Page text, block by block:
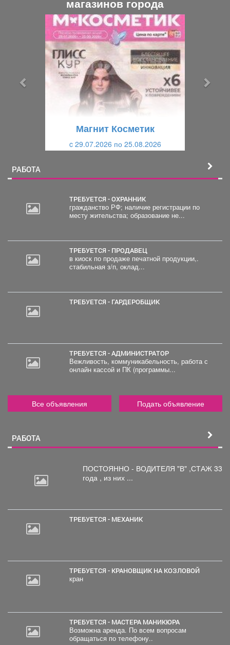
Магнит Косметик
c 29.07.2026 по 25.08.2026
РАБОТА
ТРЕБУЕТСЯ - ОХРАННИК
гражданство РФ; наличие регистрации по
месту жительства; образование не...
ТРЕБУЕТСЯ - ПРОДАВЕЦ
в киоск по продаже печатной продукции,.
стабильная з/п, оклад...
ТРЕБУЕТСЯ - ГАРДЕРОБЩИК
ТРЕБУЕТСЯ - АДМИНИСТРАТОР
Вежливость, коммуникабельность, работа с
онлайн кассой и ПК (программы...
Все объявления Подать объявление
РАБОТА
ПОСТОЯННО - ВОДИТЕЛЯ "В" ,СТАЖ 33
года , из них ...
ТРЕБУЕТСЯ - МЕХАНИК
ТРЕБУЕТСЯ - КРАНОВЩИК НА КОЗЛОВОЙ
кран
ТРЕБУЕТСЯ - МАСТЕРА МАНИКЮРА
Возможна аренда. По всем вопросам
обращаться по телефону..